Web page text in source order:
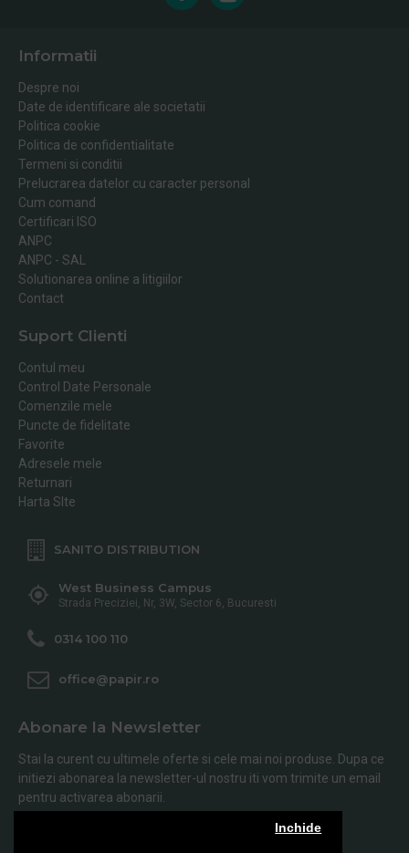
Inchide
Informatii
Despre noi
Date de identificare ale societatii
Politica cookie
Politica de confidentialitate
Termeni si conditii
Prelucrarea datelor cu caracter personal
Cum comand
Certificari ISO
ANPC
ANPC - SAL
Solutionarea online a litigiilor
Contact
Suport Clienti
Contul meu
Control Date Personale
Comenzile mele
Puncte de fidelitate
Favorite
Adresele mele
Returnari
Harta SIte
SANITO DISTRIBUTION
West Business Campus
Strada Preciziei, Nr, 3W, Sector 6, Bucuresti
0314 100 110
office@papir.ro
Abonare la Newsletter
Stai la curent cu ultimele oferte si cele mai noi produse. Dupa ce
initiezi abonarea la newsletter-ul nostru iti vom trimite un email
pentru activarea abonarii.
Abonare